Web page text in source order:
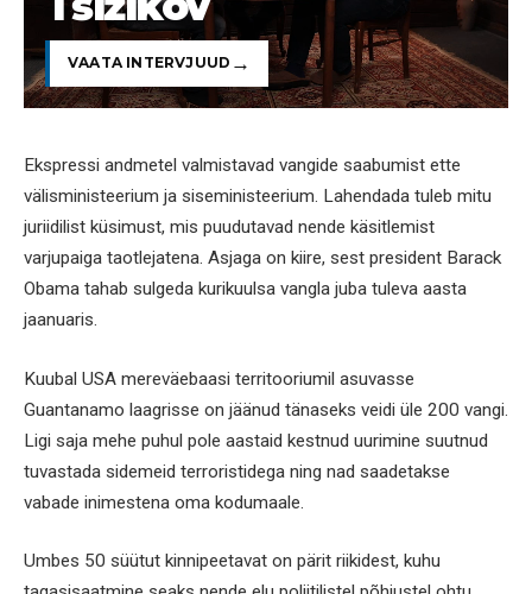
VAATA INTERVJUUD
Ekspressi andmetel valmistavad vangide saabumist ette
välisministeerium ja siseministeerium. Lahendada tuleb mitu
juriidilist küsimust, mis puudutavad nende käsitlemist
varjupaiga taotlejatena. Asjaga on kiire, sest president Barack
Obama tahab sulgeda kurikuulsa vangla juba tuleva aasta
jaanuaris.
Kuubal USA mereväebaasi territooriumil asuvasse
Guantanamo laagrisse on jäänud tänaseks veidi üle 200 vangi.
Ligi saja mehe puhul pole aastaid kestnud uurimine suutnud
tuvastada sidemeid terroristidega ning nad saadetakse
vabade inimestena oma kodumaale.
Umbes 50 süütut kinnipeetavat on pärit riikidest, kuhu